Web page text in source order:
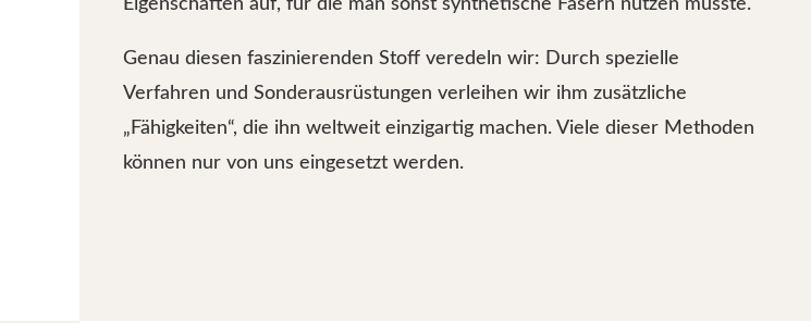
Eigenschaften auf, für die man sonst synthetische Fasern nutzen müsste.
Genau diesen faszinierenden Stoff veredeln wir: Durch spezielle
Verfahren und Sonderausrüstungen verleihen wir ihm zusätzliche
„Fähigkeiten“, die ihn weltweit einzigartig machen. Viele dieser Methoden
können nur von uns eingesetzt werden.